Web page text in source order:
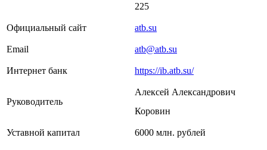
225
Официальный сайт atb.su
Email atb@atb.su
Интернет банк https://ib.atb.su/
Руководитель
Алексей Александрович
Коровин
Уставной капитал 6000 млн. рублей